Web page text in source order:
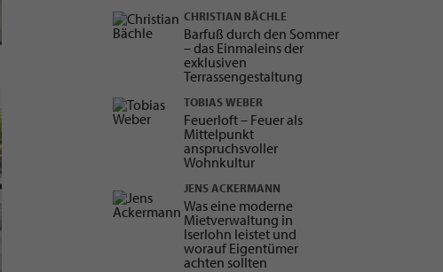
CHRISTIAN BÄCHLE
Barfuß durch den Sommer
– das Einmaleins der
exklusiven
Terrassengestaltung
TOBIAS WEBER
Feuerloft – Feuer als
Mittelpunkt
anspruchsvoller
Wohnkultur
JENS ACKERMANN
Was eine moderne
Mietverwaltung in
Iserlohn leistet und
worauf Eigentümer
achten sollten